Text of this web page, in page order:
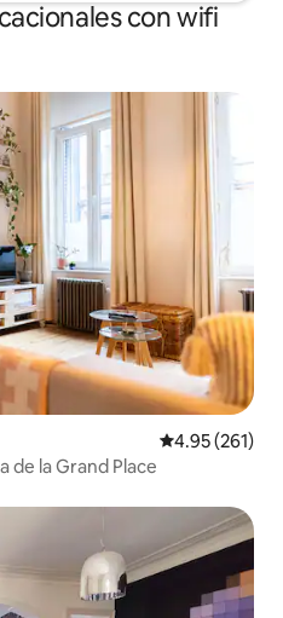
con wifi
Calificación
4.95 (261)
la Grand Place